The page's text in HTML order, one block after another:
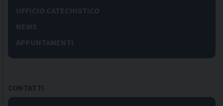
UFFICIO CATECHISTICO
NEWS
APPUNTAMENTI
CONTATTI